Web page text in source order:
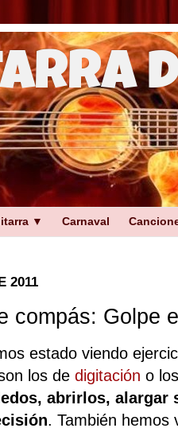
▼ Carnaval
2011
compás: Golpe
estado viendo
los de digitación o
abrirlos, alargar
. También hemos